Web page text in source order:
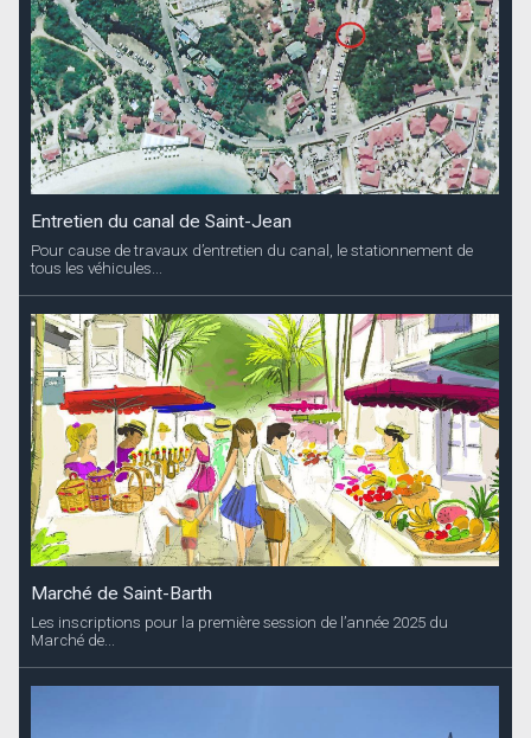
Entretien du canal de Saint-Jean
Pour cause de travaux d’entretien du canal, le stationnement de
tous les véhicules...
Marché de Saint-Barth
Les inscriptions pour la première session de l’année 2025 du
Marché de...